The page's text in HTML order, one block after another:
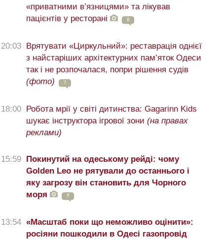
«приватними в’язницями» та лікував
пацієнтів у ресторані
8
20:03 Врятувати «Циркульний»: реставрація однієї
з найстаріших архітектурних пам’яток Одеси
так і не розпочалася, попри рішення судів
(фото)
7
18:00 Робота мрії у світі дитинства: Gagarinn Kids
шукає інструктора ігрової зони (на правах
реклами)
15:59 Покинутий на одеському рейді: чому
Golden Leo не рятували до останнього і
яку загрозу він становить для Чорного
моря
7
13:54 «Масштаб поки що неможливо оцінити»:
росіяни пошкодили в Одесі газопровід